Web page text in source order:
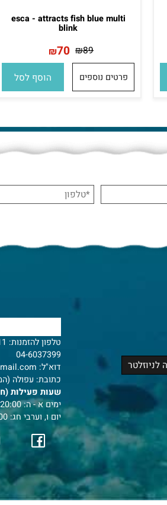
esca - attracts fish blue multi
₪89
₪ 70
פרטים נוספים הוסף לסל
צרו איתנו קשר
טלפון להזמנות:
04-6037399
דוא"ל:
כתובת: עפולה
שעות פעילות
ימים א - ה: 9:00-20:00
יום ו, וערבי חג: 9:00-14:00